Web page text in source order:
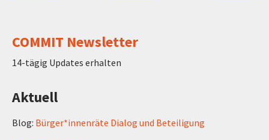
COMMIT Newsletter
14-tägig Updates erhalten
Aktuell
Blog: Bürger*innenräte Dialog und Beteiligung